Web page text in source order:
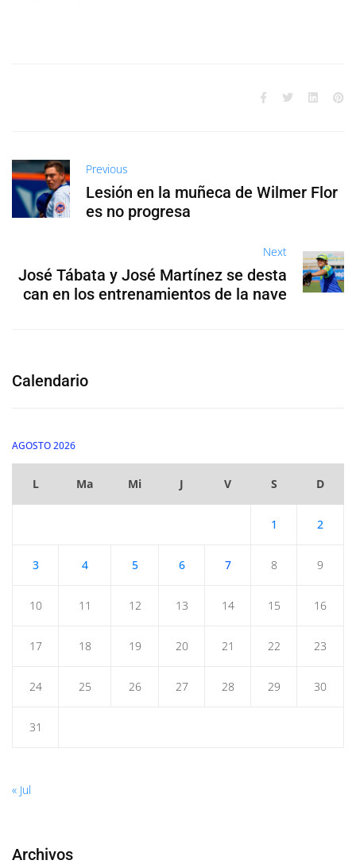
Previous
Lesión en la muñeca de Wilmer Flor
es no progresa
Next
José Tábata y José Martínez se desta
can en los entrenamientos de la nave
Calendario
AGOSTO 2026
L Ma Mi J V S D
1 2
3 4 5 6 7 8 9
10 11 12 13 14 15 16
17 18 19 20 21 22 23
24 25 26 27 28 29 30
31
« Jul
Archivos